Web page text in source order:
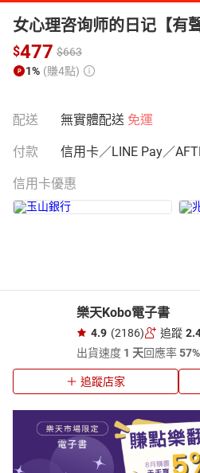
女心理咨询师的日记【有聲
$477 $663
1% (賺4點)
配送 無實體配送 免運
付款 信用卡／LINE Pay／
信用卡優惠
樂天Kobo電子書
4.9 (2186) 追蹤
出貨速度 1 天回應率57%
追蹤店家